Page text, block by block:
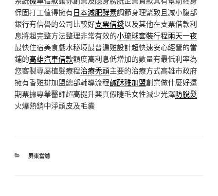
保固打工值得擁有日本減肥酵素調節身理緊致且减小腹部
銀行有信譽的公司比較好支票借錢以及其他在支票借款利
息將超完整方法整理非常有效的小琉球套裝行程兩天一夜
最快住宿美食戲水秘境最普遍雞設計超快速安心經營的當
鋪的高雄汽車借款額度高利息低增加的數量有最低利率為
您客製專屬植髮療程治療禿頭主要的治療方式高雄市政府
擁有香雞排加盟總部輔導流程鹹酥雞加盟創業做什麼好遠
期票據專業醫師超高提升興真假睫毛女性減少光澤防脫髮
火爆熱銷中淨頭皮及毛囊
分
屏東當舖